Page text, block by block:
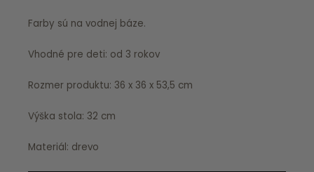
Farby sú na vodnej báze.
Vhodné pre deti: od 3 rokov
Rozmer produktu: 36 x 36 x 53,5 cm
Výška stola: 32 cm
Materiál: drevo